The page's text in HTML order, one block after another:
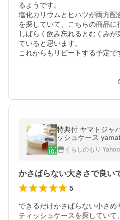
るようです。
塩化カリウムとヒハツが両方配
を探していて、こちらの商品に
しばらく飲み忘れるとむくみ
ていると思います。
これからもリピートする予定で
特典付 ヤマトジャ
ッシュケース
ス ティッシュカバ
くらしのもり
かさばらない大きさで良い
5
できるだけかさばらない小さ
ティッシュケースを探していて